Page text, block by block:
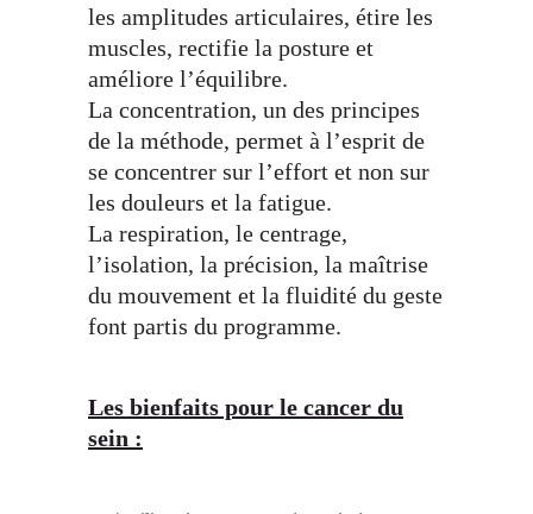
les amplitudes articulaires, étire les
muscles, rectifie la posture et
améliore l’équilibre.
La concentration, un des principes
de la méthode, permet à l’esprit de
se concentrer sur l’effort et non sur
les douleurs et la fatigue.
La respiration, le centrage,
l’isolation, la précision, la maîtrise
du mouvement et la fluidité du geste
font partis du programme.
Les bienfaits pour le cancer du
sein :